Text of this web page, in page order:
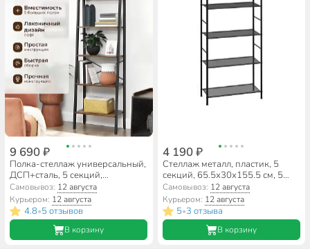
9 690 ₽
Полка-стеллаж универсальный,
ДСП+сталь, 5 секций,
56х34х172 см, Лофт, LLS45X
Самовывоз: 12 августа
Курьером: 12 августа
4.8•5 отзывов
В корзину
4 190 ₽
Стеллаж металл, пластик, 5
секций, 65.5х30х155.5 см, 5
полок, черный, ЗМИ, Валенсия,
СТВ25 Ч
Самовывоз: 12 августа
Курьером: 12 августа
5•3 отзыва
В корзину